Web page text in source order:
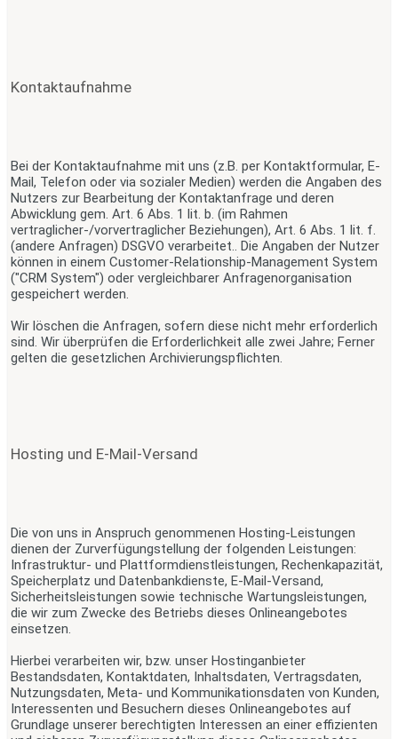
Kontaktaufnahme
Bei der Kontaktaufnahme mit uns (z.B. per Kontaktformular, E-
Mail, Telefon oder via sozialer Medien) werden die Angaben des
Nutzers zur Bearbeitung der Kontaktanfrage und deren
Abwicklung gem. Art. 6 Abs. 1 lit. b. (im Rahmen
vertraglicher-/vorvertraglicher Beziehungen), Art. 6 Abs. 1 lit. f.
(andere Anfragen) DSGVO verarbeitet.. Die Angaben der Nutzer
können in einem Customer-Relationship-Management System
("CRM System") oder vergleichbarer Anfragenorganisation
gespeichert werden.
Wir löschen die Anfragen, sofern diese nicht mehr erforderlich
sind. Wir überprüfen die Erforderlichkeit alle zwei Jahre; Ferner
gelten die gesetzlichen Archivierungspflichten.
Hosting und E-Mail-Versand
Die von uns in Anspruch genommenen Hosting-Leistungen
dienen der Zurverfügungstellung der folgenden Leistungen:
Infrastruktur- und Plattformdienstleistungen, Rechenkapazität,
Speicherplatz und Datenbankdienste, E-Mail-Versand,
Sicherheitsleistungen sowie technische Wartungsleistungen,
die wir zum Zwecke des Betriebs dieses Onlineangebotes
einsetzen.
Hierbei verarbeiten wir, bzw. unser Hostinganbieter
Bestandsdaten, Kontaktdaten, Inhaltsdaten, Vertragsdaten,
Nutzungsdaten, Meta- und Kommunikationsdaten von Kunden,
Interessenten und Besuchern dieses Onlineangebotes auf
Grundlage unserer berechtigten Interessen an einer effizienten